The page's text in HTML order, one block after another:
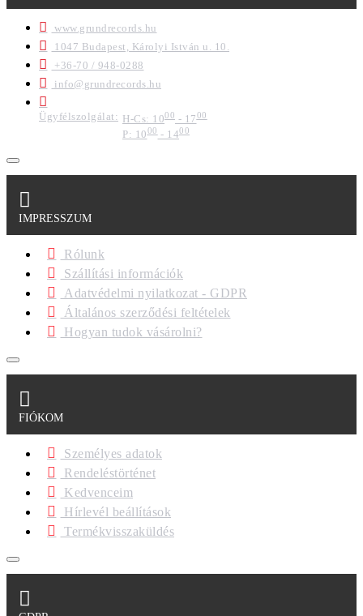
www.grundrecords.hu
1047 Budapest, Károlyi István u. 10.
+36-70 / 948-0288
info@grundrecords.hu
Ügyfélszolgálat: H-Cs: 1000 - 1700
P: 1000- 1400
IMPRESSZUM
Rólunk
Szállítási információk
Adatvédelmi nyilatkozat - GDPR
Általános szerződési feltételek
Hogyan tudok vásárolni?
FIÓKOM
Személyes adatok
Rendeléstörténet
Kedvenceim
Hírlevél beállítások
Termékvisszaküldés